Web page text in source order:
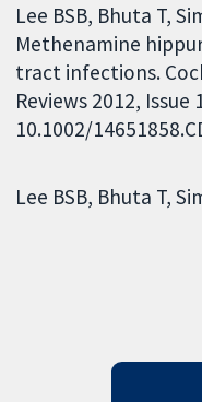
Lee BSB, Bhuta T,
Methenamine
tract infections.
Reviews 2012, Issue
10.1002/
Lee BSB Bhuta T